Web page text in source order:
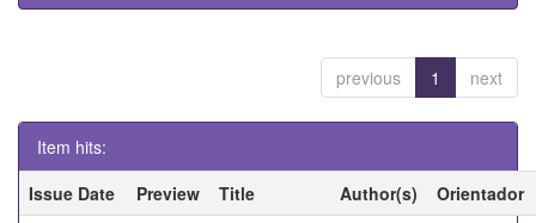
previous 1 next
Item hits:
Issue Date
Preview Title Author(s)
Orientador